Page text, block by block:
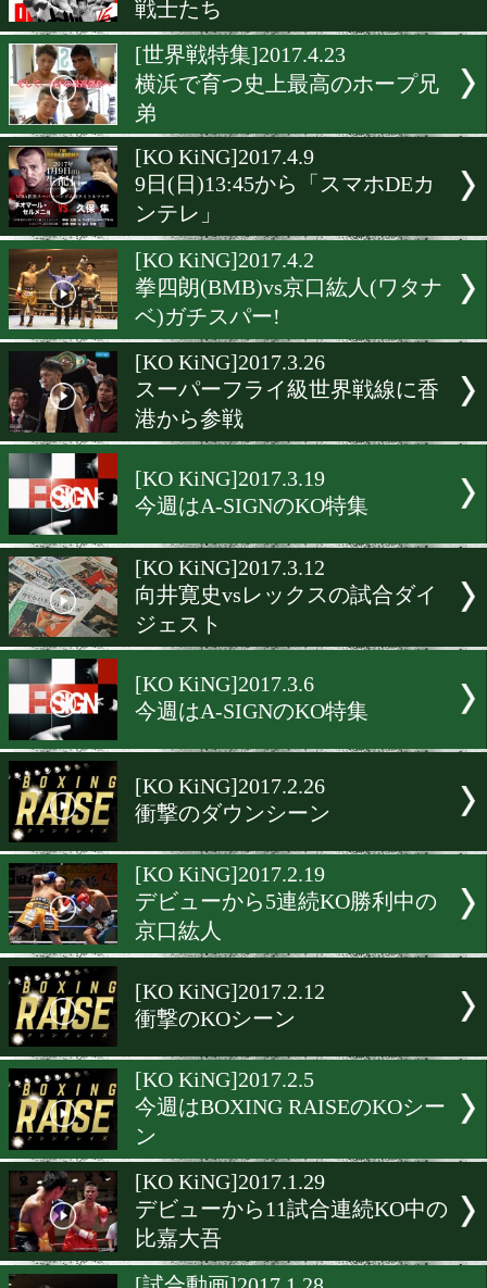
[ハイライト動画]2017.8.28
[KO KiNG]2017.5.7
今週末の香港を任された日
戦士たち
[世界戦特集]2017.4.23
横浜で育つ史上最高のホー
弟
[KO KiNG]2017.4.9
ンテレ」
[KO KiNG]2017.4.2
拳四朗(BMB)vs京口紘人(
ベ)ガチスパー!
[KO KiNG]2017.3.26
スーパーフライ級世界戦線
[KO KiNG]2017.3.19
今週はA-SIGNのKO特集
[KO KiNG]2017.3.12
向井寛史vsレックスの試合
ジェスト
[KO KiNG]2017.3.6
今週はA-SIGNのKO特集
[KO KiNG]2017.2.26
衝撃のダウンシーン